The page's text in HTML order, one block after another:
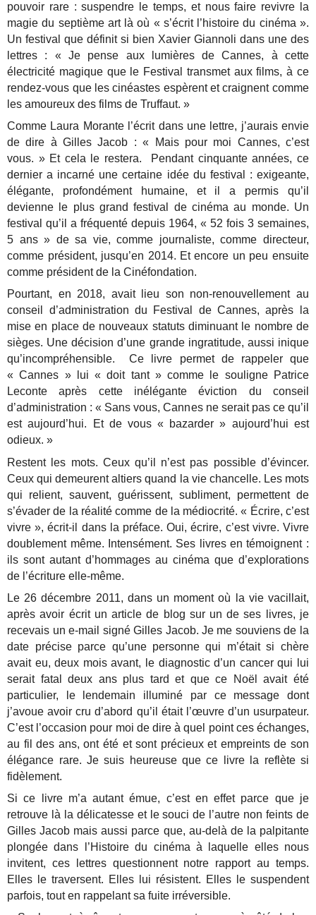
pouvoir rare : suspendre le temps, et nous faire revivre la
magie du septième art là où « s’écrit l’histoire du cinéma ».
Un festival que définit si bien Xavier Giannoli dans une des
lettres : « Je pense aux lumières de Cannes, à cette
électricité magique que le Festival transmet aux films, à ce
rendez-vous que les cinéastes espèrent et craignent comme
les amoureux des films de Truffaut. »
Comme Laura Morante l’écrit dans une lettre, j’aurais envie
de dire à Gilles Jacob : « Mais pour moi Cannes, c’est
vous. » Et cela le restera. Pendant cinquante années, ce
dernier a incarné une certaine idée du festival : exigeante,
élégante, profondément humaine, et il a permis qu’il
devienne le plus grand festival de cinéma au monde. Un
festival qu’il a fréquenté depuis 1964, « 52 fois 3 semaines,
5 ans » de sa vie, comme journaliste, comme directeur,
comme président, jusqu’en 2014. Et encore un peu ensuite
comme président de la Cinéfondation.
Pourtant, en 2018, avait lieu son non-renouvellement au
conseil d’administration du Festival de Cannes, après la
mise en place de nouveaux statuts diminuant le nombre de
sièges. Une décision d’une grande ingratitude, aussi inique
qu’incompréhensible. Ce livre permet de rappeler que
« Cannes » lui « doit tant » comme le souligne Patrice
Leconte après cette inélégante éviction du conseil
d’administration : « Sans vous, Cannes ne serait pas ce qu’il
est aujourd’hui. Et de vous « bazarder » aujourd’hui est
odieux. »
Restent les mots. Ceux qu’il n’est pas possible d’évincer.
Ceux qui demeurent altiers quand la vie chancelle. Les mots
qui relient, sauvent, guérissent, subliment, permettent de
s’évader de la réalité comme de la médiocrité. « Écrire, c’est
vivre », écrit-il dans la préface. Oui, écrire, c’est vivre. Vivre
doublement même. Intensément. Ses livres en témoignent :
ils sont autant d’hommages au cinéma que d’explorations
de l’écriture elle-même.
Le 26 décembre 2011, dans un moment où la vie vacillait,
après avoir écrit un article de blog sur un de ses livres, je
recevais un e-mail signé Gilles Jacob. Je me souviens de la
date précise parce qu’une personne qui m’était si chère
avait eu, deux mois avant, le diagnostic d’un cancer qui lui
serait fatal deux ans plus tard et que ce Noël avait été
particulier, le lendemain illuminé par ce message dont
j’avoue avoir cru d’abord qu’il était l’œuvre d’un usurpateur.
C’est l’occasion pour moi de dire à quel point ces échanges,
au fil des ans, ont été et sont précieux et empreints de son
élégance rare. Je suis heureuse que ce livre la reflète si
fidèlement.
Si ce livre m’a autant émue, c’est en effet parce que je
retrouve là la délicatesse et le souci de l’autre non feints de
Gilles Jacob mais aussi parce que, au-delà de la palpitante
plongée dans l’Histoire du cinéma à laquelle elles nous
invitent, ces lettres questionnent notre rapport au temps.
Elles le traversent. Elles lui résistent. Elles le suspendent
parfois, tout en rappelant sa fuite irréversible.